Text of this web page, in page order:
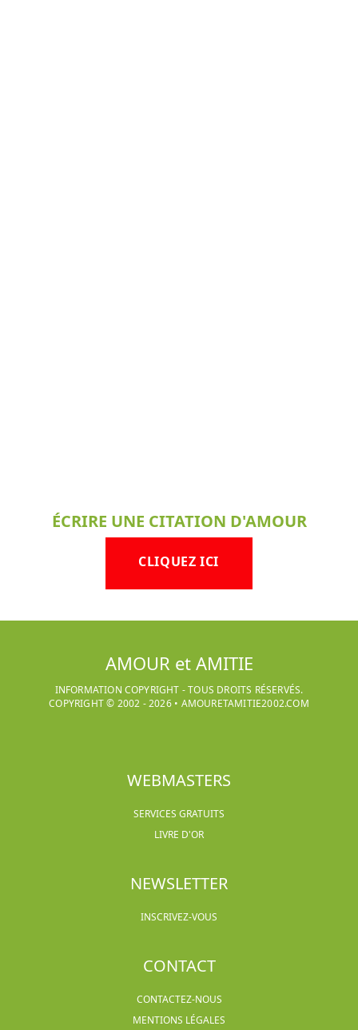
ÉCRIRE UNE CITATION D'AMOUR
CLIQUEZ ICI
AMOUR et AMITIE
INFORMATION COPYRIGHT - TOUS DROITS RÉSERVÉS.
COPYRIGHT © 2002 -2026• AMOURETAMITIE2002.COM
WEBMASTERS
SERVICES GRATUITS
LIVRE D'OR
NEWSLETTER
INSCRIVEZ-VOUS
CONTACT
CONTACTEZ-NOUS
MENTIONS LÉGALES